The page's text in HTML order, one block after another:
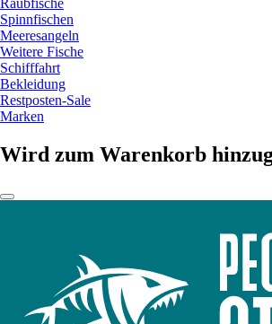
Spinnfischen
Meeresangeln
Weitere Fische
Schifffahrt
Bekleidung
Restposten-Sale
Marken
Wird zum Warenkorb